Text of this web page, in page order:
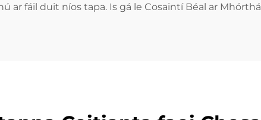
ar fáil duit níos tapa. Is gá le Cosaintí Béal ar